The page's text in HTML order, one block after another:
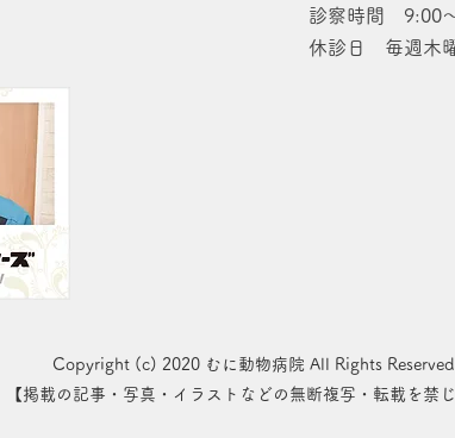
診察時間 9:00
休診日 毎週木
Copyright (c) 2020 むに動物病院 All Rights
【掲載の記事・写真・イラストなどの無断複写・転載を禁じ